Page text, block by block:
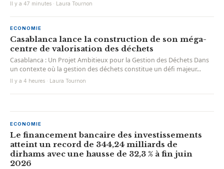
Il y a 47 minutes · Laura Tournon
ECONOMIE
Casablanca lance la construction de son méga-
centre de valorisation des déchets
Casablanca : Un Projet Ambitieux pour la Gestion des Déchets Dans
un contexte où la gestion des déchets constitue un défi majeur...
Il y a 4 heures · Laura Tournon
ECONOMIE
Le financement bancaire des investissements
atteint un record de 344,24 milliards de
dirhams avec une hausse de 32,3 % à fin juin
2026